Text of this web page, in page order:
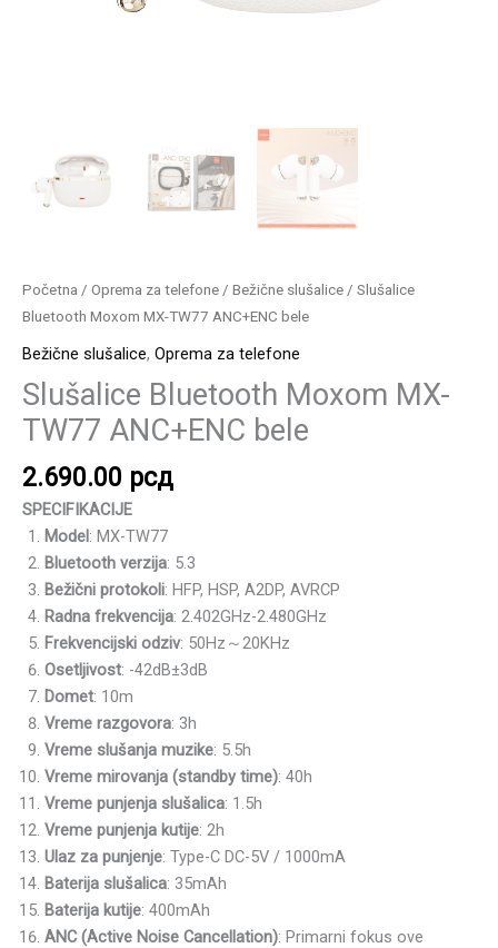
Početna / Oprema za telefone / Bežične slušalice / Slušalice
Bluetooth Moxom MX-TW77 ANC+ENC bele
Bežične slušalice, Oprema za telefone
Slušalice Bluetooth Moxom MX-
TW77 ANC+ENC bele
2.690.00 рсд
SPECIFIKACIJE
Model: MX-TW77
Bluetooth verzija: 5.3
Bežični protokoli: HFP, HSP, A2DP, AVRCP
Radna frekvencija: 2.402GHz-2.480GHz
Frekvencijski odziv: 50Hz～20KHz
Osetljivost: -42dB±3dB
Domet: 10m
Vreme razgovora: 3h
Vreme slušanja muzike: 5.5h
Vreme mirovanja (standby time): 40h
Vreme punjenja slušalica: 1.5h
Vreme punjenja kutije: 2h
Ulaz za punjenje: Type-C DC-5V / 1000mA
Baterija slušalica: 35mAh
Baterija kutije: 400mAh
ANC (Active Noise Cancellation): Primarni fokus ove